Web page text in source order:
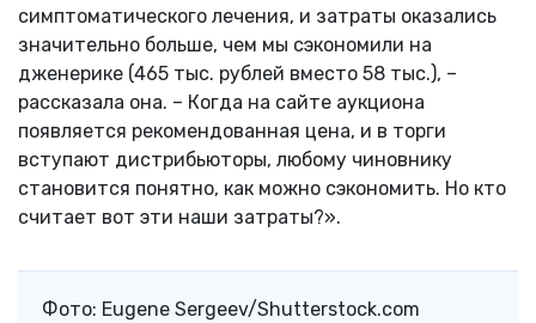
симптоматического лечения, и затраты оказались
значительно больше, чем мы сэкономили на
дженерике (465 тыс. рублей вместо 58 тыс.), –
рассказала она. – Когда на сайте аукциона
появляется рекомендованная цена, и в торги
вступают дистрибьюторы, любому чиновнику
становится понятно, как можно сэкономить. Но кто
считает вот эти наши затраты?».
Фото: Eugene Sergeev/Shutterstock.com